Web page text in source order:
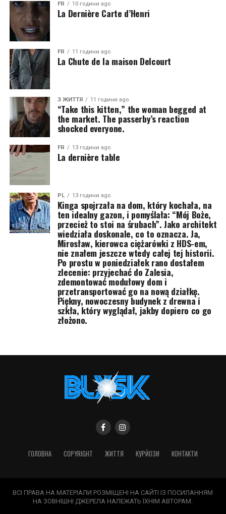
FR 10 години ago
La Dernière Carte d’Henri
FR 11 години ago
La Chute de la maison Delcourt
З ЖИТТЯ 11 години ago
“Take this kitten,” the woman begged at
the market. The passerby’s reaction
shocked everyone.
FR 13 години ago
La dernière table
PL 13 години ago
Kinga spojrzała na dom, który kochała, na
ten idealny gazon, i pomyślała: “Mój Boże,
przecież to stoi na śrubach”. Jako architekt
wiedziała doskonale, co to oznacza. Ja,
Mirosław, kierowca ciężarówki z HDS-em,
nie znałem jeszcze wtedy całej tej historii.
Po prostu w poniedziałek rano dostałem
zlecenie: przyjechać do Zalesia,
zdemontować modułowy dom i
przetransportować go na nową działkę.
Piękny, nowoczesny budynek z drewna i
szkła, który wyglądał, jakby dopiero co go
złożono.
ГОЛОВНА COPYRIGHT ЖИТТЯ КУРЙОЗИ КОНТАКТИ
ВСІ ПРАВА НА МАТЕРІАЛИ РОЗМІЩЕНІ НА САЙТІ ІЗ ПОСИЛАННЯМ
НА ЗОВНІШНІ ДЖЕРЕЛА НАЛЕЖАТЬ ЇХНІМ АВТОРАМ.